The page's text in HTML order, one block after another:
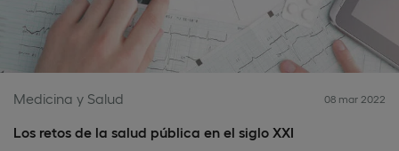
Medicina y Salud 08 mar 2022
Los retos de la salud pública en el siglo XXI